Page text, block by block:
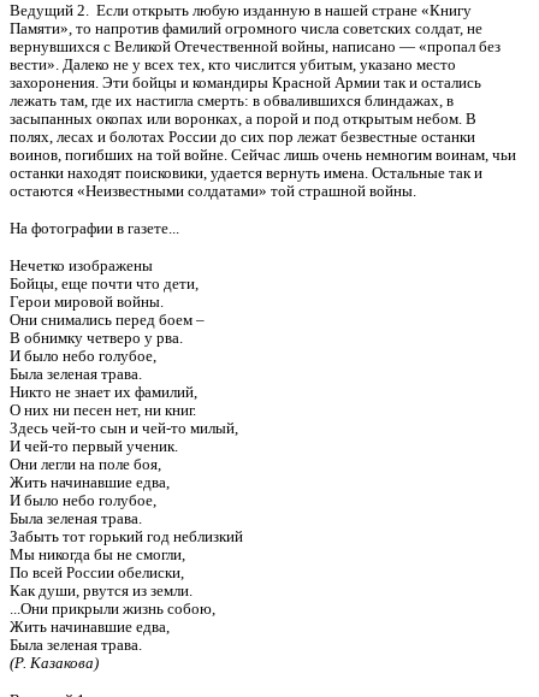
Ведущий 2. Если открыть любую изданную в нашей стране «Книгу
Памяти», то напротив фамилий огромного числа советских солдат, не
вернувшихся с Великой Отечественной войны, написано — «пропал без
вести». Далеко не у всех тех, кто числится убитым, указано место
захоронения. Эти бойцы и командиры Красной Армии так и остались
лежать там, где их настигла смерть: в обвалившихся блиндажах, в
засыпанных окопах или воронках, а порой и под открытым небом. В
полях, лесах и болотах России до сих пор лежат безвестные останки
воинов, погибших на той войне. Сейчас лишь очень немногим воинам, чьи
останки находят поисковики, удается вернуть имена. Остальные так и
остаются «Неизвестными солдатами» той страшной войны.
На фотографии в газете...
Нечетко изображены
Бойцы, еще почти что дети,
Герои мировой войны.
Они снимались перед боем –
В обнимку четверо у рва.
И было небо голубое,
Была зеленая трава.
Никто не знает их фамилий,
О них ни песен нет, ни книг.
Здесь чей-то сын и чей-то милый,
И чей-то первый ученик.
Они легли на поле боя,
Жить начинавшие едва,
И было небо голубое,
Была зеленая трава.
Забыть тот горький год неблизкий
Мы никогда бы не смогли,
По всей России обелиски,
Как души, рвутся из земли.
...Они прикрыли жизнь собою,
Жить начинавшие едва,
Была зеленая трава.
(Р. Казакова)